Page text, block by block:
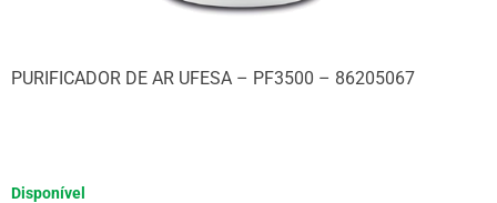
PURIFICADOR DE AR UFESA – PF3500 – 86205067
Disponível